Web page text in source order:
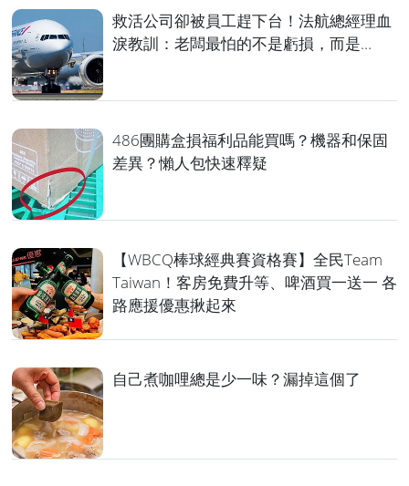
救活公司卻被員工趕下台！法航總經理血
淚教訓：老闆最怕的不是虧損，而是…
486團購盒損福利品能買嗎？機器和保固
差異？懶人包快速釋疑
【WBCQ棒球經典賽資格賽】全民Team
Taiwan！客房免費升等、啤酒買一送一 各
路應援優惠揪起來
自己煮咖哩總是少一味？漏掉這個了